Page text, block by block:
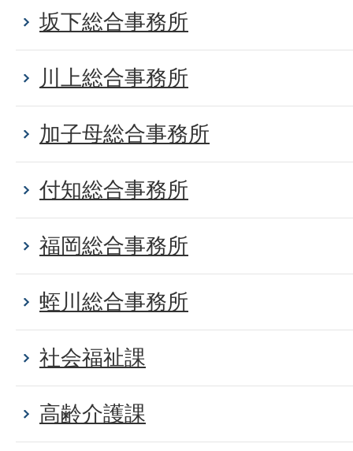
坂下総合事務所
川上総合事務所
加子母総合事務所
付知総合事務所
福岡総合事務所
蛭川総合事務所
社会福祉課
高齢介護課